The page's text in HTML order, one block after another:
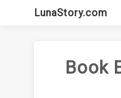
LunaStory.com
Book